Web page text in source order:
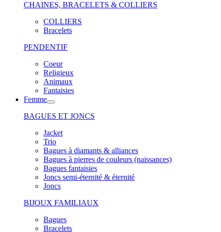
CHAINES, BRACELETS & COLLIERS
COLLIERS
Bracelets
PENDENTIF
Coeur
Religieux
Animaux
Fantaisies
Femme
BAGUES ET JONCS
Jacket
Trio
Bagues à diamants & alliances
Bagues à pierres de couleurs (naissances)
Bagues fantaisies
Joncs semi-éternité & éternité
Joncs
BIJOUX FAMILIAUX
Bagues
Bracelets